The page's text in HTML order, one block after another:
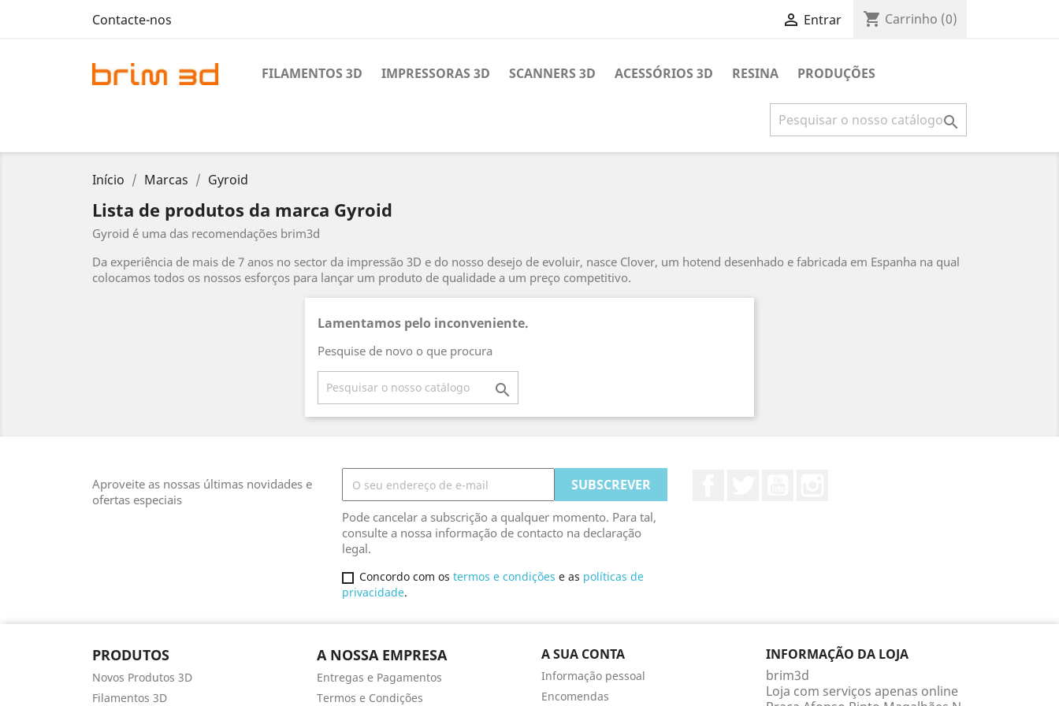
Contacte-nos  Entrar shopping_cart Carrinho (0)
FILAMENTOS 3D IMPRESSORAS 3D SCANNERS 3D ACESSÓRIOS 3D RESINA PRODUÇÕES

Início Marcas Gyroid
Lista de produtos da marca Gyroid
Gyroid é uma das recomendações brim3d
Da experiência de mais de 7 anos no sector da impressão 3D e do nosso desejo de evoluir, nasce Clover, um hotend desenhado e fabricada em Espanha na qual
colocamos todos os nossos esforços para lançar um produto de qualidade a um preço competitivo.
Lamentamos pelo inconveniente.
Pesquise de novo o que procura

Aproveite as nossas últimas novidades e
ofertas especiais
Pode cancelar a subscrição a qualquer momento. Para tal,
consulte a nossa informação de contacto na declaração
legal.
Concordo com os termos e condições e as políticas de
privacidade.
PRODUTOS
Novos Produtos 3D
Filamentos 3D
A NOSSA EMPRESA
Entregas e Pagamentos
Termos e Condições
A SUA CONTA
Informação pessoal
Encomendas
INFORMAÇÃO DA LOJA
brim3d
Loja com serviços apenas online